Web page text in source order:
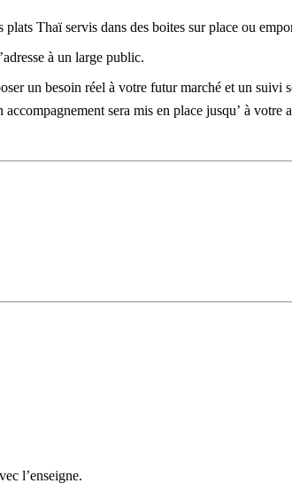
Thaï servis dans des boites sur place ou
à un large public.
un besoin réel à votre futur marché et un suivi
sera mis en place jusqu’ à votre
l’enseigne.